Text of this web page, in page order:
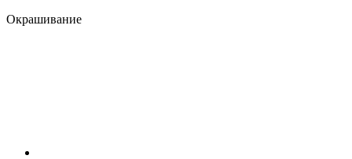
Окрашивание